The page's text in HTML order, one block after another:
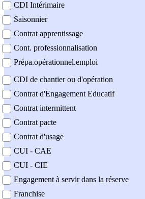
CDI Intérimaire
Saisonnier
Contrat apprentissage
Cont. professionnalisation
Prépa.opérationnel.emploi
CDI de chantier ou d'opération
Contrat d'Engagement Educatif
Contrat intermittent
Contrat pacte
Contrat d'usage
CUI - CAE
CUI - CIE
Engagement à servir dans la réserve
Franchise